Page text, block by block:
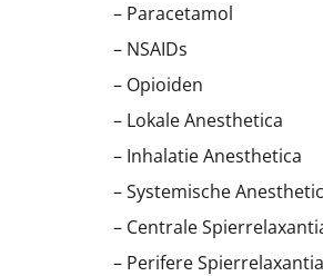
– Paracetamol
– NSAIDs
– Opioiden
– Lokale Anesthetica
– Inhalatie Anesthetica
– Systemische
– Centrale
– Perifere Spierrelaxantia